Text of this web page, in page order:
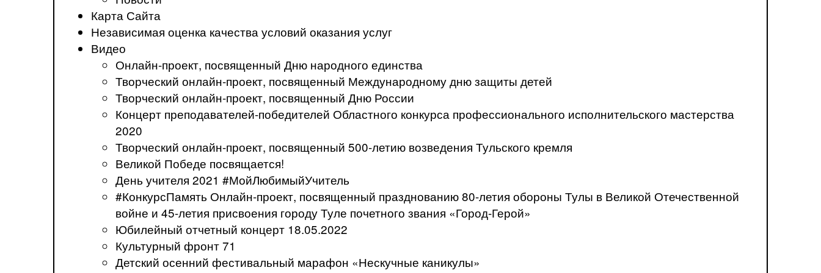
Карта Сайта
Независимая оценка качества условий оказания услуг
Видео
Онлайн-проект, посвященный Дню народного единства
Творческий онлайн-проект, посвященный Международному дню защиты детей
Творческий онлайн-проект, посвященный Дню России
Концерт преподавателей-победителей Областного конкурса профессионального исполнительского мастерства
2020
Творческий онлайн-проект, посвященный 500-летию возведения Тульского кремля
Великой Победе посвящается!
День учителя 2021 #МойЛюбимыйУчитель
#КонкурсПамять Онлайн-проект, посвященный празднованию 80-летия обороны Тулы в Великой Отечественной
войне и 45-летия присвоения городу Туле почетного звания «Город-Герой»
Юбилейный отчетный концерт 18.05.2022
Культурный фронт 71
Детский осенний фестивальный марафон «Нескучные каникулы»